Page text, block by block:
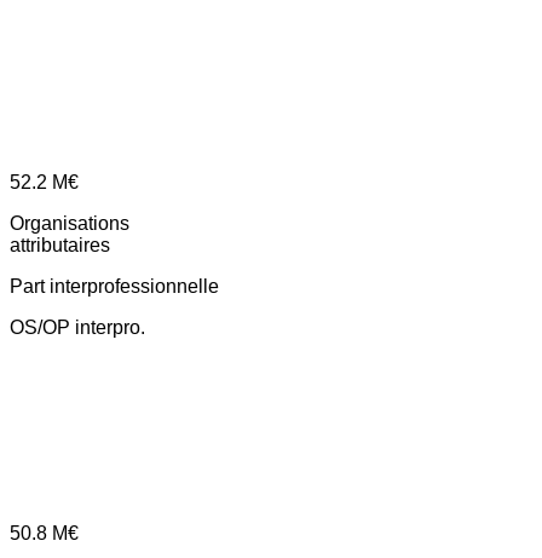
52.2 M€
Organisations
attributaires
Part interprofessionnelle
OS/OP interpro.
50.8 M€